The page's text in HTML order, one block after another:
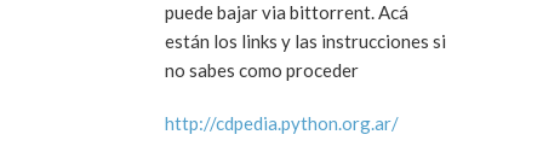
puede bajar via bittorrent. Acá
están los links y las instrucciones si
no sabes como proceder
http://cdpedia.python.org.ar/